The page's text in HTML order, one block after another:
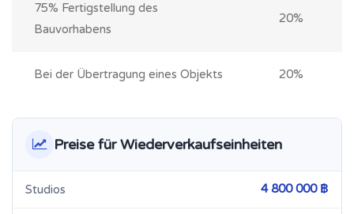
75% Fertigstellung des
Bauvorhabens
20%
Bei der Übertragung eines Objekts 20%
Preise für Wiederverkaufseinheiten
Studios 4 800 000 ฿